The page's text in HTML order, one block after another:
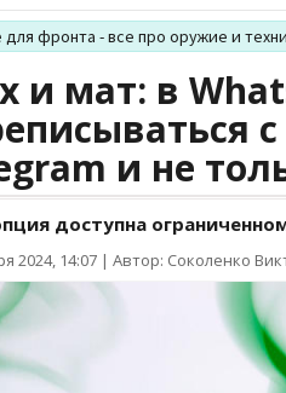
для фронта - все про оружие и
и мат: в
и не
доступна
2024, 14:07 | Автор: Соколенко